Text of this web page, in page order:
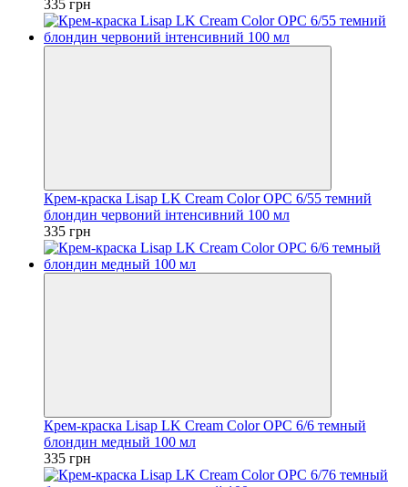
335 грн
Крем-краска Lisap LK Cream Color OPC 6/55 темний
блондин червоний інтенсивний 100 мл
335 грн
Крем-краска Lisap LK Cream Color OPC 6/6 темный
блондин медный 100 мл
335 грн